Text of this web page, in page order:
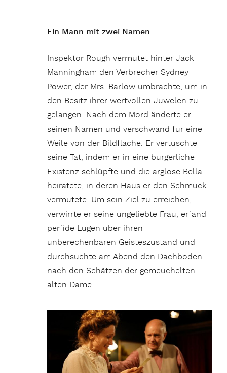
Ein Mann mit zwei Namen
Inspektor Rough vermutet hinter Jack
Manningham den Verbrecher Sydney
Power, der Mrs. Barlow umbrachte, um in
den Besitz ihrer wertvollen Juwelen zu
gelangen. Nach dem Mord änderte er
seinen Namen und verschwand für eine
Weile von der Bildfläche. Er vertuschte
seine Tat, indem er in eine bürgerliche
Existenz schlüpfte und die arglose Bella
heiratete, in deren Haus er den Schmuck
vermutete. Um sein Ziel zu erreichen,
verwirrte er seine ungeliebte Frau, erfand
perfide Lügen über ihren
unberechenbaren Geisteszustand und
durchsuchte am Abend den Dachboden
nach den Schätzen der gemeuchelten
alten Dame.